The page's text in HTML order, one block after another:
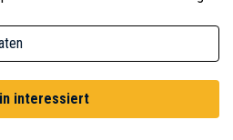
interessiert